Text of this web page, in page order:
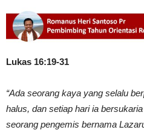
Lukas 16:19-31
“Ada seorang kaya yang selalu
halus, dan setiap hari ia
seorang pengemis bernama